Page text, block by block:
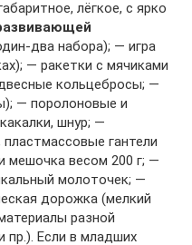
лёгкое, с ярко
два набора); — игра
— ракетки с мячиками
кольцебросы; —
— поролоновые и
шнур; —
гантели
мешочка весом 200 г; —
молоточек; —
дорожка (мелкий
разной
пр.). Если в младших